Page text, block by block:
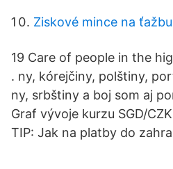
Ziskové mince na
19 Care of people in the
. ny, kórejčiny, polštiny,
ny, srbštiny a boj som aj
Graf vývoje kurzu SGD/
TIP: Jak na platby do